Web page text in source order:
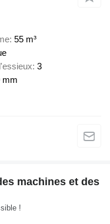
55 m³
3
mm
machines et des
!